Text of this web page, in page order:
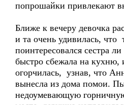
попрошайки привлекают
Ближе к вечеру девочка
и та очень удивилась, что
поинтересовался сестра
быстро сбежала на кухню,
огорчилась, узнав, что
вынесла из дома помои.
недоумевающую